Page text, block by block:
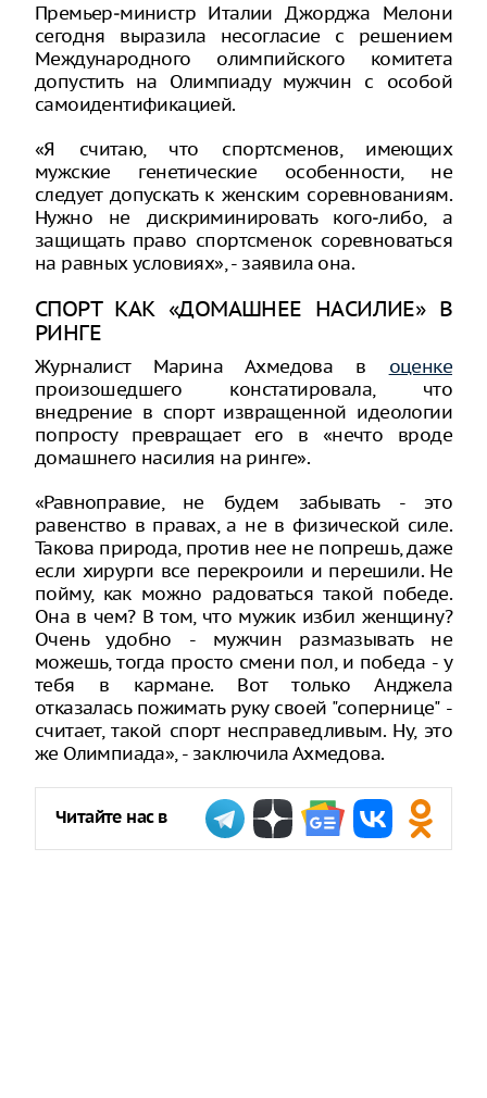
Премьер‑министр Италии Джорджа Мелони
сегодня выразила несогласие с решением
Международного олимпийского комитета
допустить на Олимпиаду мужчин с особой
самоидентификацией.
«Я считаю, что спортсменов, имеющих
мужские генетические особенности, не
следует допускать к женским соревнованиям.
Нужно не дискриминировать кого‑либо, а
защищать право спортсменок соревноваться
на равных условиях», - заявила она.
СПОРТ КАК «ДОМАШНЕЕ НАСИЛИЕ» В
РИНГЕ
Журналист Марина Ахмедова в оценке
произошедшего констатировала, что
внедрение в спорт извращенной идеологии
попросту превращает его в «нечто вроде
домашнего насилия на ринге».
«Равноправие, не будем забывать - это
равенство в правах, а не в физической силе.
Такова природа, против нее не попрешь, даже
если хирурги все перекроили и перешили. Не
пойму, как можно радоваться такой победе.
Она в чем? В том, что мужик избил женщину?
Очень удобно - мужчин размазывать не
можешь, тогда просто смени пол, и победа - у
тебя в кармане. Вот только Анджела
отказалась пожимать руку своей "сопернице" -
считает, такой спорт несправедливым. Ну, это
же Олимпиада», - заключила Ахмедова.
Читайте нас в